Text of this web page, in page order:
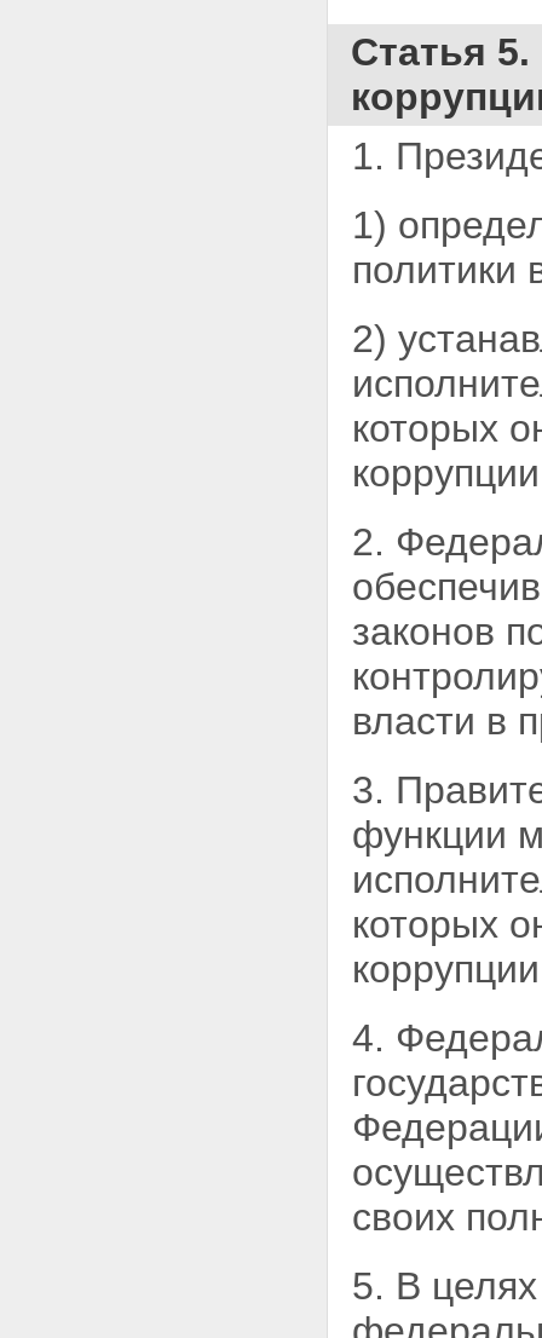
Статья
1.
1)
политики
2)
которых
2.
законов
власти в
3.
функции
которых
4.
своих
5. В